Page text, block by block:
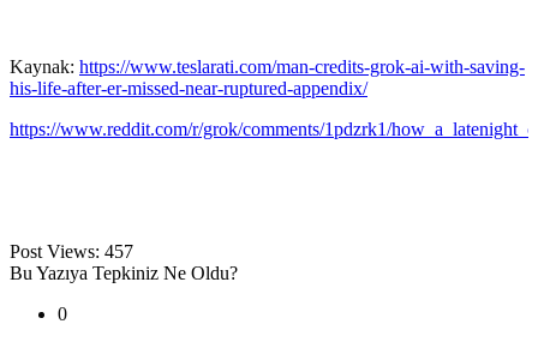
Kaynak: https://www.teslarati.com/man-credits-grok-ai-with-saving-
his-life-after-er-missed-near-ruptured-appendix/
https://www.reddit.com/r/grok/comments/1pdzrk1/
Post Views: 457
Bu Yazıya Tepkiniz Ne Oldu?
0